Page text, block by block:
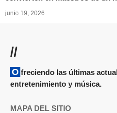
junio 19, 2026
//
Ofreciendo las últimas actualizaciones y noticias sobre
entretenimiento y música.
MAPA DEL SITIO